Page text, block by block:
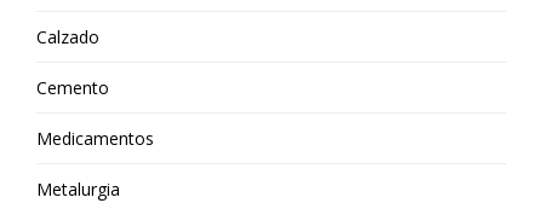
Calzado
Cemento
Medicamentos
Metalurgia